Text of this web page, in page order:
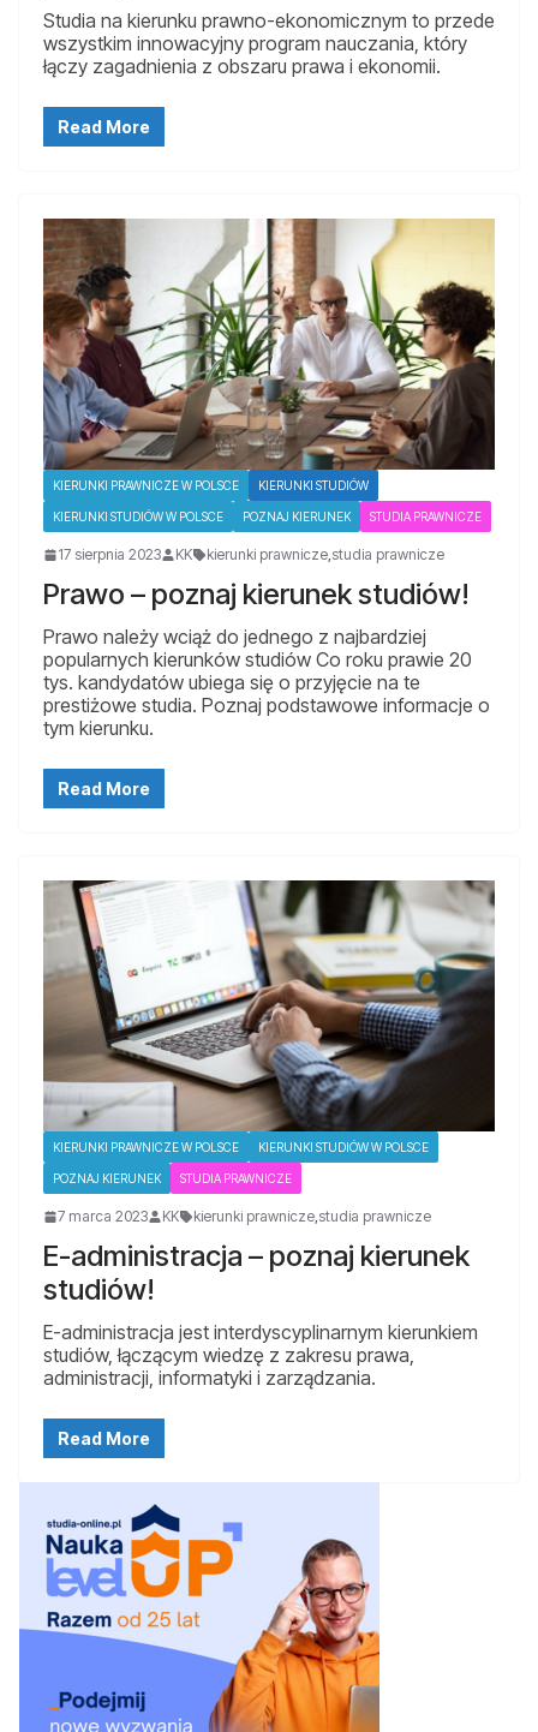
Studia na kierunku prawno-ekonomicznym to przede
wszystkim innowacyjny program nauczania, który
łączy zagadnienia z obszaru prawa i ekonomii.
Read More
KIERUNKI PRAWNICZE W POLSCE KIERUNKI STUDIÓW
KIERUNKI STUDIÓW W POLSCE POZNAJ KIERUNEK STUDIA PRAWNICZE
17 sierpnia 2023 KK kierunki prawnicze,studia prawnicze
Prawo – poznaj kierunek studiów!
Prawo należy wciąż do jednego z najbardziej
popularnych kierunków studiów Co roku prawie 20
tys. kandydatów ubiega się o przyjęcie na te
prestiżowe studia. Poznaj podstawowe informacje o
tym kierunku.
Read More
KIERUNKI PRAWNICZE W POLSCE KIERUNKI STUDIÓW W POLSCE
POZNAJ KIERUNEK STUDIA PRAWNICZE
7 marca 2023 KK kierunki prawnicze,studia prawnicze
E-administracja – poznaj kierunek
studiów!
E-administracja jest interdyscyplinarnym kierunkiem
studiów, łączącym wiedzę z zakresu prawa,
administracji, informatyki i zarządzania.
Read More